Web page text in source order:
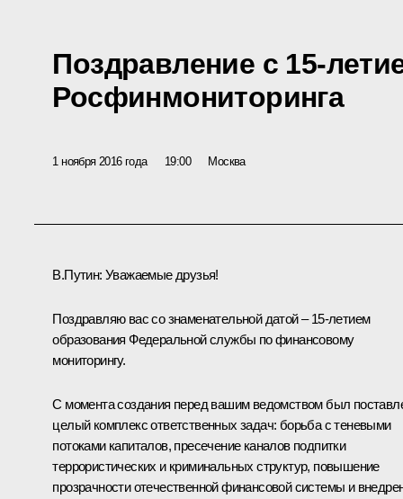
Поздравление с 15-
Росфинмониторинга
1 ноября 2016 года 19:00 Москва
В.Путин: Уважаемые друзья!
Поздравляю вас со знаменательной датой – 15-летием
образования Федеральной службы по финансовому
мониторингу.
С момента создания перед вашим ведомством был
целый комплекс ответственных задач: борьба с теневыми
потоками капиталов, пресечение каналов подпитки
террористических и криминальных структур, повышение
прозрачности отечественной финансовой системы и